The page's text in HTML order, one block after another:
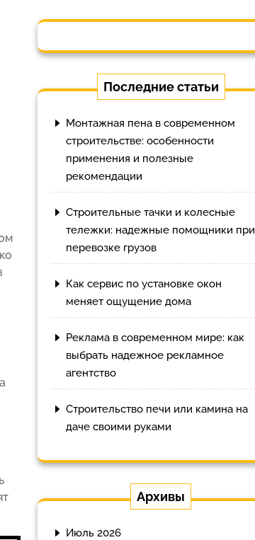
Последние статьи
Монтажная пена в современном
строительстве: особенности
применения и полезные
рекомендации
Строительные тачки и колесные
тележки: надежные помощники при
перевозке грузов
Как сервис по установке окон
меняет ощущение дома
Реклама в современном мире: как
выбрать надежное рекламное
агентство
Строительство печи или камина на
даче своими руками
Архивы
Июль 2026